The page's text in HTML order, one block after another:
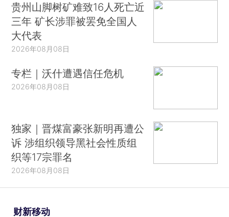
贵州山脚树矿难致16人死亡近
三年 矿长涉罪被罢免全国人
大代表
2026年08月08日
专栏｜沃什遭遇信任危机
2026年08月08日
独家｜晋煤富豪张新明再遭公
诉 涉组织领导黑社会性质组
织等17宗罪名
2026年08月08日
财新移动